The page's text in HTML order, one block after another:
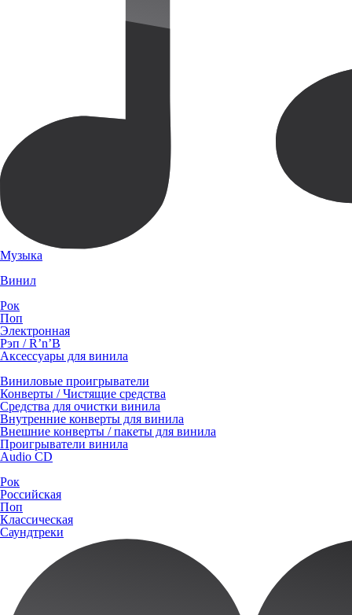
Музыка
Винил
Рок
Поп
Электронная
Рэп / R’n’B
Аксессуары для винила
Виниловые проигрыватели
Конверты / Чистящие средства
Средства для очистки винила
Внутренние конверты для винила
Внешние конверты / пакеты для винила
Проигрыватели винила
Audio CD
Рок
Российская
Поп
Классическая
Саундтреки